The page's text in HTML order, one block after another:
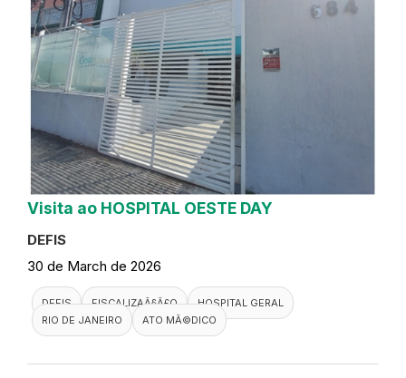
Visita ao HOSPITAL OESTE DAY
DEFIS
30 de March de 2026
DEFIS FISCALIZAÃ§Ã£O
HOSPITAL GERAL
RIO DE JANEIRO
ATO MÃ©DICO